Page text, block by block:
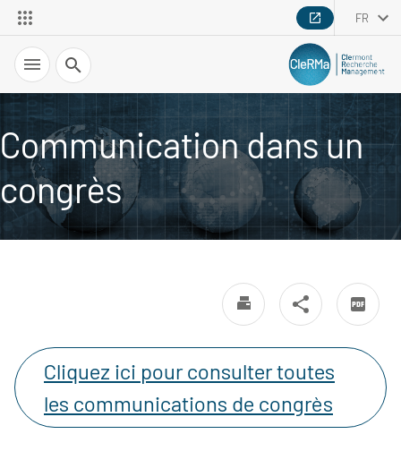
FR
Recherche
Communication dans un
congrès
Cliquez ici pour consulter toutes
les communications de congrès